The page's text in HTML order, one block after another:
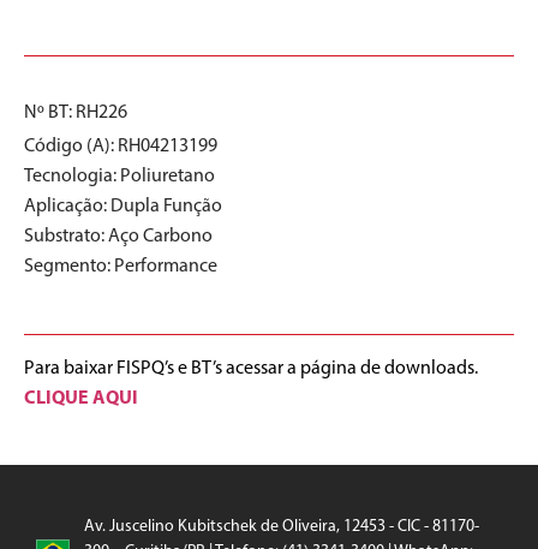
Nº BT: RH226
Código (A): RH04213199
Tecnologia: Poliuretano
Aplicação: Dupla Função
Substrato:Aço Carbono
Segmento: Performance
Para baixar FISPQ’s e BT’s acessar a página de downloads.
CLIQUE AQUI
Av. Juscelino Kubitschek de Oliveira, 12453 - CIC - 81170-